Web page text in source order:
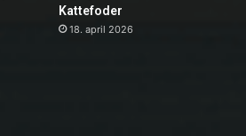
Kattefoder
18. april 2026